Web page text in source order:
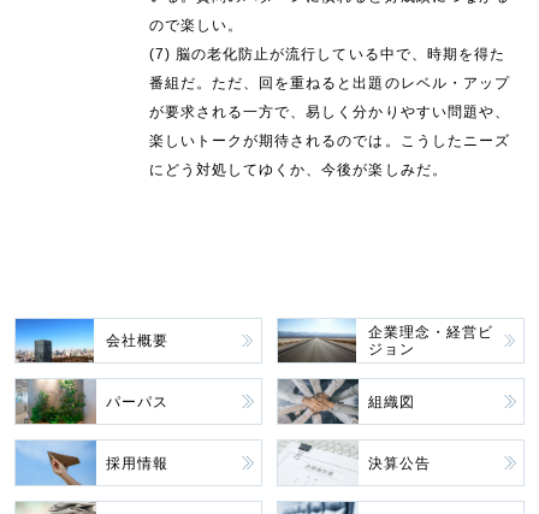
ので楽しい。
(7) 脳の老化防止が流行している中で、時期を得た
番組だ。ただ、回を重ねると出題のレベル・アップ
が要求される一方で、易しく分かりやすい問題や、
楽しいトークが期待されるのでは。こうしたニーズ
にどう対処してゆくか、今後が楽しみだ。
会社概要
企業理念・経営ビ
ジョン
パーパス 組織図
採用情報 決算公告